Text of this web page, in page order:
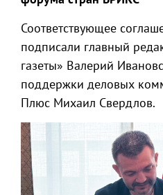
Соответствующее
подписали главный
газеты» Валерий
поддержки деловых
Плюс Михаил Свердлов.